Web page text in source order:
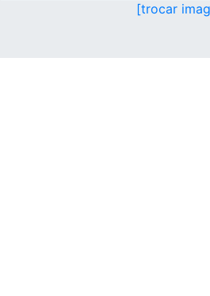
[trocar